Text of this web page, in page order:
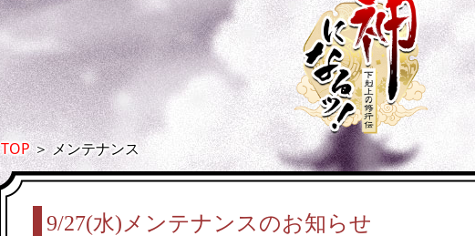
TOP＞メンテナンス
9/27(水)メンテナンスのお知らせ